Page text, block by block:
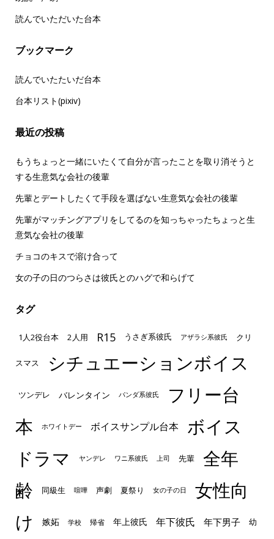
読んでいただいた台本
ブックマーク
読んでいたたいだ台本
台本リスト(pixiv)
最近の投稿
もうちょっと一緒にいたくて自分が言ったことを取り消そうと
する生意気な会社の後輩
先輩とデートしたくて手段を選ばない生意気な会社の後輩
先輩がマッチングアプリをしてるのを知っちゃったちょっと生
意気な会社の後輩
チョコのキスで溶け合って
女の子の日のつらさは彼氏とのハグで和らげて
タグ
1人2役台本 2人用 R15 うさぎ系彼氏 アザラシ系彼氏 クリ
スマス シチュエーションボイス
ツンデレ バレンタイン パンダ系彼氏
フリー台
本
ホワイトデー ボイスサンプル台本
ボイス
ドラマ
ヤンデレ ワニ系彼氏 上司 先輩
全年
齢
同級生 喧嘩 声劇 夏祭り 女の子の日
女性向
け
嫉妬 学校 帰省 年上彼氏 年下彼氏 年下男子 幼